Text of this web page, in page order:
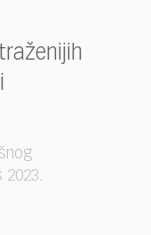
2023.